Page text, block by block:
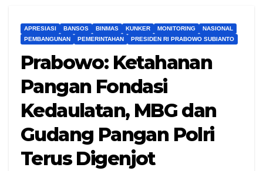
APRESIASI BANSOS BINMAS KUNKER MONITORING
NASIONAL
PEMBANGUNAN
PEMERINTAHAN PRESIDEN RI PRABOWO SUBIANTO
Prabowo: Ketahanan
Pangan Fondasi
Kedaulatan, MBG dan
Gudang Pangan Polri
Terus Digenjot